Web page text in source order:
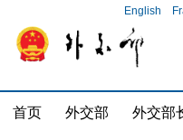
English
首页 外交部 外交部